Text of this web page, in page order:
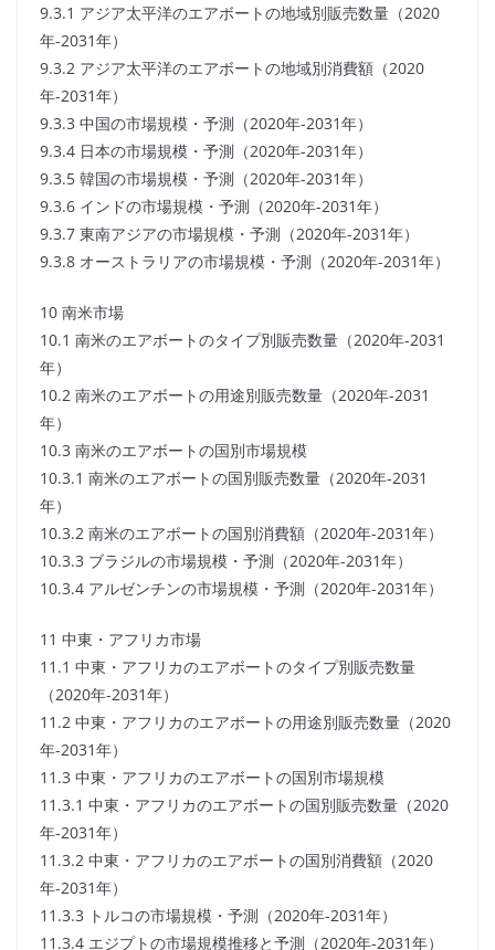
9.3.1 アジア太平洋のエアボートの地域別販売数量（2020
年-2031年）
9.3.2 アジア太平洋のエアボートの地域別消費額（2020
年-2031年）
9.3.3 中国の市場規模・予測（2020年-2031年）
9.3.4 日本の市場規模・予測（2020年-2031年）
9.3.5 韓国の市場規模・予測（2020年-2031年）
9.3.6 インドの市場規模・予測（2020年-2031年）
9.3.7 東南アジアの市場規模・予測（2020年-2031年）
9.3.8 オーストラリアの市場規模・予測（2020年-2031年）
10 南米市場
10.1 南米のエアボートのタイプ別販売数量（2020年-2031
年）
10.2 南米のエアボートの用途別販売数量（2020年-2031
年）
10.3 南米のエアボートの国別市場規模
10.3.1 南米のエアボートの国別販売数量（2020年-2031
年）
10.3.2 南米のエアボートの国別消費額（2020年-2031年）
10.3.3 ブラジルの市場規模・予測（2020年-2031年）
10.3.4 アルゼンチンの市場規模・予測（2020年-2031年）
11 中東・アフリカ市場
11.1 中東・アフリカのエアボートのタイプ別販売数量
（2020年-2031年）
11.2 中東・アフリカのエアボートの用途別販売数量（2020
年-2031年）
11.3 中東・アフリカのエアボートの国別市場規模
11.3.1 中東・アフリカのエアボートの国別販売数量（2020
年-2031年）
11.3.2 中東・アフリカのエアボートの国別消費額（2020
年-2031年）
11.3.3 トルコの市場規模・予測（2020年-2031年）
11.3.4 エジプトの市場規模推移と予測（2020年-2031年）